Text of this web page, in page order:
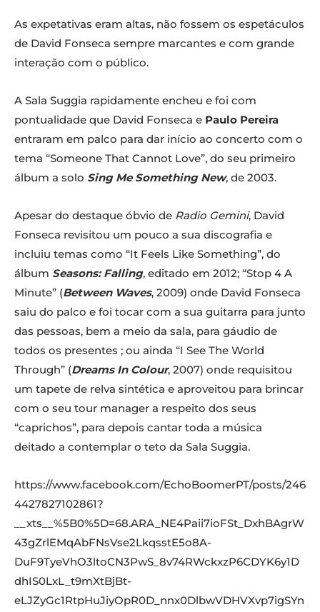
As expetativas eram altas, não fossem os espetáculos
de David Fonseca sempre marcantes e com grande
interação com o público.
A Sala Suggia rapidamente encheu e foi com
pontualidade que David Fonseca e Paulo Pereira
entraram em palco para dar início ao concerto com o
tema “Someone That Cannot Love”, do seu primeiro
álbum a solo Sing Me Something New, de 2003.
Apesar do destaque óbvio de Radio Gemini, David
Fonseca revisitou um pouco a sua discografia e
incluiu temas como “It Feels Like Something”, do
álbum Seasons: Falling, editado em 2012; “Stop 4 A
Minute” (Between Waves, 2009) onde David Fonseca
saiu do palco e foi tocar com a sua guitarra para junto
das pessoas, bem a meio da sala, para gáudio de
todos os presentes ; ou ainda “I See The World
Through” (Dreams In Colour, 2007) onde requisitou
um tapete de relva sintética e aproveitou para brincar
com o seu tour manager a respeito dos seus
“caprichos”, para depois cantar toda a música
deitado a contemplar o teto da Sala Suggia.
https://www.facebook.com/EchoBoomerPT/posts/246
4427827102861?
__xts__%5B0%5D=68.ARA_NE4Paii7ioFSt_DxhBAgrW
43gZrlEMqAbFNsVse2LkqsstE5o8A-
DuF9TyeVhO3ltoCN3PwS_8v74RWckxzP6CDYK6y1D
dhIS0LxL_t9mXtBjBt-
eLJZyGc1RtpHuJiyOpR0D_nnx0DlbwVDHVXvp7igSYn